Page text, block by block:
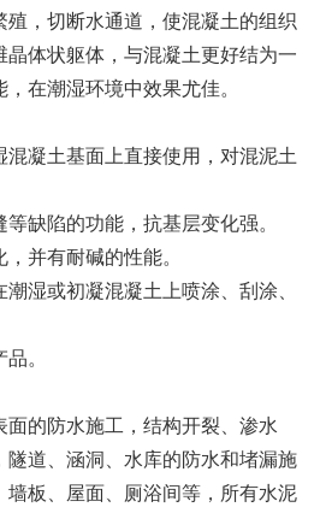
殖，切断水通道，使混凝土的组织
体状躯体，与混凝土更好结为一
在潮湿环境中效果尤佳。
凝土基面上直接使用，对混泥土
缺陷的功能，抗基层变化强。
并有耐碱的性能。
湿或初凝混凝土上喷涂、刮涂、
。
的防水施工，结构开裂、渗水
隧道、涵洞、水库的防水和堵漏施
墙板、屋面、厕浴间等，所有水泥